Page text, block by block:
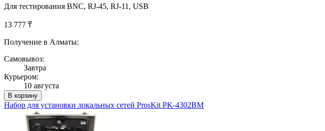
Для тестирования BNC, RJ-45, RJ-11, USB
13 777 ₸
Получение в Алматы:
Самовывоз:
Завтра
Курьером:
10 августа
В корзину
Набор для установки локальных сетей ProsKit PK-4302BM